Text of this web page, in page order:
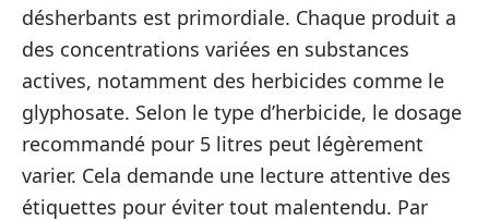
désherbants est primordiale. Chaque produit a
des concentrations variées en substances
actives, notamment des herbicides comme le
glyphosate. Selon le type d’herbicide, le dosage
recommandé pour 5 litres peut légèrement
varier. Cela demande une lecture attentive des
étiquettes pour éviter tout malentendu. Par